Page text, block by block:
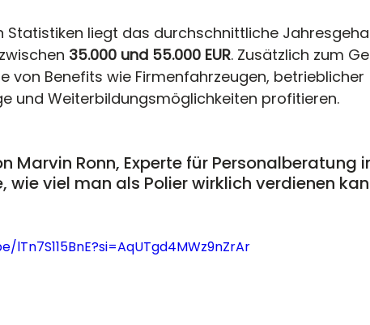
Statistiken liegt das durchschnittliche
35.000 und 55.000 EUR. Zusätzlich zum
von Benefits wie Firmenfahrzeugen, betrieblicher
und Weiterbildungsmöglichkeiten profitieren.
Marvin Ronn, Experte für Personalberatung
wie viel man als Polier wirklich verdienen